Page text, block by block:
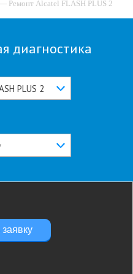
Ремонт Alcatel FLASH PLUS 2
диагностика
PLUS 2